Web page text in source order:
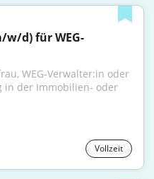
w/d) für WEG-
WEG-Verwalter:in oder
in der Immobilien- oder
Vollzeit